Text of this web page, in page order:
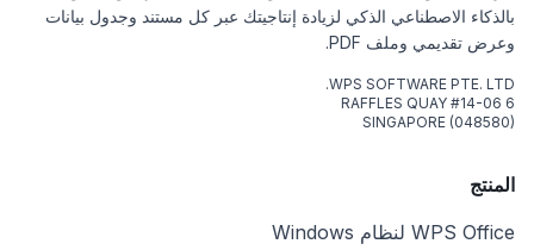
بالذكاء الاصطناعي الذكي لزيادة إنتاجيتك عبر كل مستند وجدول بيانات
وعرض تقديمي وملف PDF.
WPS SOFTWARE PTE. LTD.
SINGAPORE (048580)
المنتج
WPS Office لنظام Windows